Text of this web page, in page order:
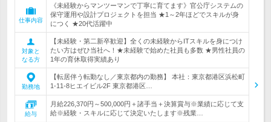
仕事内容
《未経験からマンツーマンで丁寧に育てます》官公庁システムの
保守運用や設計プロジェクトを担当 ★1～2年ほどでスキルが身
につく ★20代活躍中
対象と
なる方
【未経験・第二新卒歓迎】全くの未経験からITスキルを身につけ
たい方はぜひ当社へ！★未経験で始めた社員も多数 ★男性社員の
1年の育休取得実績あり
勤務地
【転居伴う転勤なし／東京都内の勤務】 本社：東京都港区浜松町
1-11-8ヒエイビル2F 東京都港区…
給与
月給226,370円～500,000円＋諸手当＋決算賞与※業績に応じて支
給※経験・スキルに応じて決定いたします※残業…